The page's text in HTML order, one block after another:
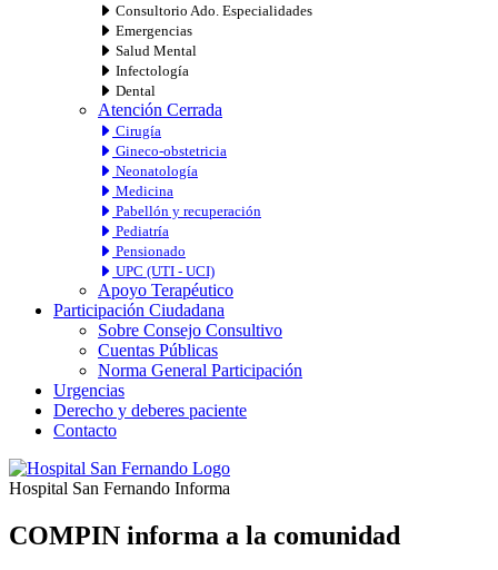
Consultorio Ado. Especialidades
Emergencias
Salud Mental
Infectología
Dental
Atención Cerrada
Cirugía
Gineco-obstetricia
Neonatología
Medicina
Pabellón y recuperación
Pediatría
Pensionado
UPC (UTI - UCI)
Apoyo Terapéutico
Participación Ciudadana
Sobre Consejo Consultivo
Cuentas Públicas
Norma General Participación
Urgencias
Derecho y deberes paciente
Contacto
Hospital San Fernando Informa
COMPIN informa a la comunidad